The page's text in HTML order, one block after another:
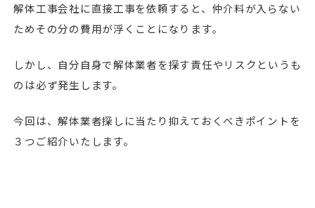
解体工事会社に直接工事を依頼すると、仲介料が入らない
ためその分の費用が浮くことになります。
しかし、自分自身で解体業者を探す責任やリスクというも
のは必ず発生します。
今回は、解体業者探しに当たり抑えておくべきポイントを
３つご紹介いたします。